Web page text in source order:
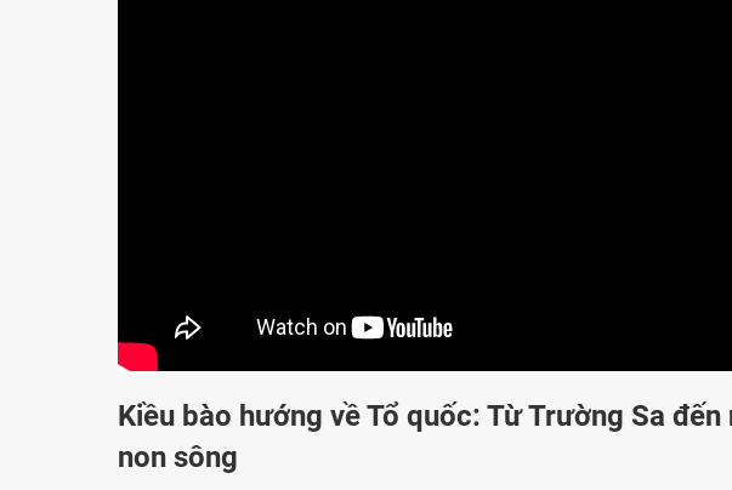
Kiều bào hướng về Tổ quốc: Từ Trường Sa
non sông